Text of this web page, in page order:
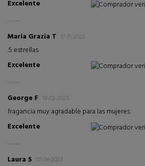
Excelente
Comprador
Maria Grazia T 17-11-2025
.5 estrellas
Excelente
Comprador
George F 19-02-2025
fragancia muy agradable para las mujeres
Excelente
Comprador
Laura S 07-09-2023